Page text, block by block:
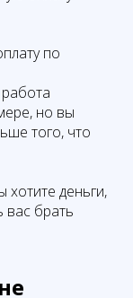
по
но вы
того, что
хотите деньги,
вас брать